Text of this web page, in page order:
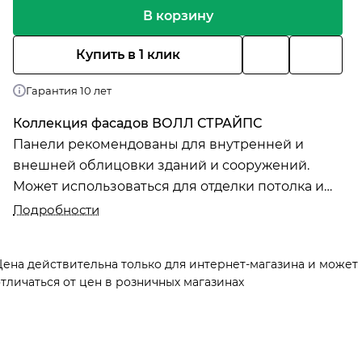
В корзину
Купить в 1 клик
Гарантия 10 лет
Коллекция фасадов ВОЛЛ СТРАЙПС
Панели рекомендованы для внутренней и
внешней облицовки зданий и сооружений.
Может использоваться для отделки потолка и
подшива кровли.
Подробности
действительна только для интернет-магазина и может
от цен в розничных магазинах